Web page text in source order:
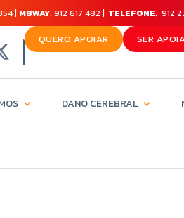
| MBWAY: 912 617 482 | TELEFONE: 912
QUERO APOIAR SER
DANO CEREBRAL